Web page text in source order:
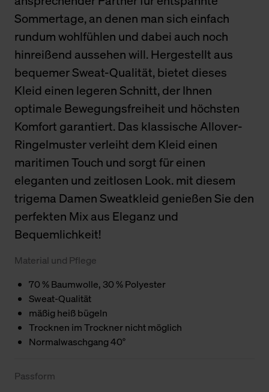
Sommertage, an denen man sich einfach
rundum wohlfühlen und dabei auch noch
hinreißend aussehen will. Hergestellt aus
bequemer Sweat-Qualität, bietet dieses
Kleid einen legeren Schnitt, der Ihnen
optimale Bewegungsfreiheit und höchsten
Komfort garantiert. Das klassische Allover-
Ringelmuster verleiht dem Kleid einen
maritimen Touch und sorgt für einen
eleganten und zeitlosen Look. mit diesem
trigema Damen Sweatkleid genießen Sie den
perfekten Mix aus Eleganz und
Bequemlichkeit!
Material und Pflege
70 % Baumwolle, 30 % Polyester
Sweat-Qualität
mäßig heiß bügeln
Trocknen im Trockner nicht möglich
Normalwaschgang 40°
Passform